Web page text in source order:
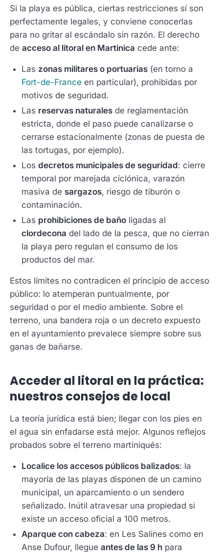
Si la playa es pública, ciertas restricciones sí son
perfectamente legales, y conviene conocerlas
para no gritar al escándalo sin razón. El derecho
de acceso al litoral en Martinica cede ante:
Las zonas militares o portuarias (en torno a
Fort-de-France en particular), prohibidas por
motivos de seguridad.
Las reservas naturales de reglamentación
estricta, donde el paso puede canalizarse o
cerrarse estacionalmente (zonas de puesta de
las tortugas, por ejemplo).
Los decretos municipales de seguridad: cierre
temporal por marejada ciclónica, varazón
masiva de sargazos, riesgo de tiburón o
contaminación.
Las prohibiciones de baño ligadas al
clordecona del lado de la pesca, que no cierran
la playa pero regulan el consumo de los
productos del mar.
Estos límites no contradicen el principio de acceso
público: lo atemperan puntualmente, por
seguridad o por el medio ambiente. Sobre el
terreno, una bandera roja o un decreto expuesto
en el ayuntamiento prevalece siempre sobre sus
ganas de bañarse.
Acceder al litoral en la práctica:
nuestros consejos de local
La teoría jurídica está bien; llegar con los pies en
el agua sin enfadarse está mejor. Algunos reflejos
probados sobre el terreno martiniqués:
Localice los accesos públicos balizados: la
mayoría de las playas disponen de un camino
municipal, un aparcamiento o un sendero
señalizado. Inútil atravesar una propiedad si
existe un acceso oficial a 100 metros.
Aparque con cabeza: en Les Salines como en
Anse Dufour, llegue antes de las 9 h para